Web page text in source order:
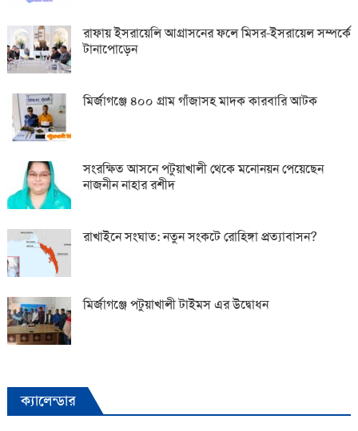
রাফায় ইসরায়েলি আগ্রাসনের ফলে মিসর-ইসরায়েল সম্পর্কে
টানাপোড়েন
মির্জাগঞ্জে ৪০০ গ্রাম গাঁজাসহ মাদক কারবারি আটক
সংরক্ষিত আসনে পটুয়াখালী থেকে মনোনয়ন পেয়েছেন
নাজনীন নাহার রশীদ
রাখাইনে সংঘাত: নতুন সংকটে রোহিঙ্গা প্রত্যাবাসন?
মির্জাগঞ্জে পটুয়াখালী টাইমস এর উদ্বোধন
ক্যালেন্ডার